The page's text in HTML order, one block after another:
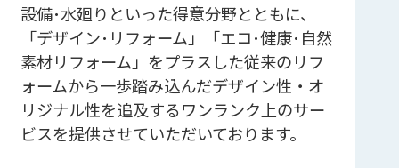
設備･水廻りといった得意分野とともに、
「デザイン･リフォーム」「エコ･健康･自然
素材リフォーム」をプラスした従来のリフ
ォームから一歩踏み込んだデザイン性・オ
リジナル性を追及するワンランク上のサー
ビスを提供させていただいております。